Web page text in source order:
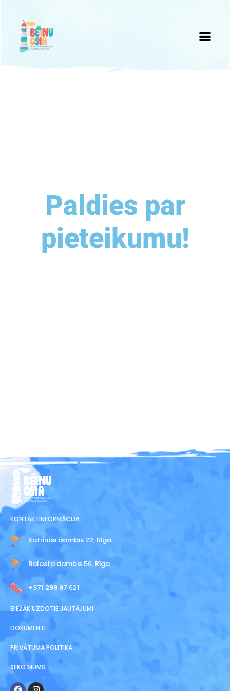
Paldies par
pieteikumu!
KONTAKTINFORMĀCIJA
Katrīnas dambis 22, Rīga
Balasta dambis 56, Rīga
+371 299 97 621
BIEŽĀK UZDOTIE JAUTĀJUMI
DOKUMENTI
PRIVĀTUMA POLITIKA
SEKO MUMS